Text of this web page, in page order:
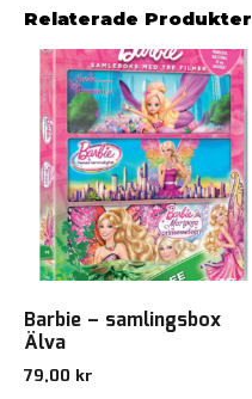
Relaterade Produkter
Barbie – samlingsbox
Älva
79,00 kr